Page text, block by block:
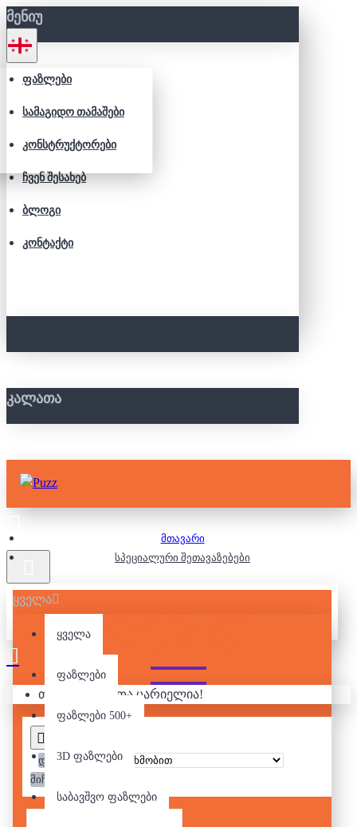
ᲛᲔᲜᲘᲣ
ᲤᲐᲖᲚᲔᲑᲘ
ᲡᲐᲛᲐᲒᲘᲓᲝ ᲗᲐᲛᲐᲨᲔᲑᲘ
ᲙᲝᲜᲡᲢᲠᲣᲥᲢᲝᲠᲔᲑᲘ
ᲩᲕᲔᲜ ᲨᲔᲡᲐᲮᲔᲑ
ᲑᲚᲝᲒᲘ
ᲙᲝᲜᲢᲐᲥᲢᲘ
ᲙᲐᲚᲐᲗᲐ
ყველა
ყველა
ფაზლები
ფაზლები 500+
3D ფაზლები
საბავშვო ფაზლები
თქვენი კალათა ცარიელია!
მთავარი
სპეციალური შეთავაზებები
ᲡᲞᲔᲪᲘᲐᲚᲣᲠᲘ
დალაგება:
მიჩვენე: